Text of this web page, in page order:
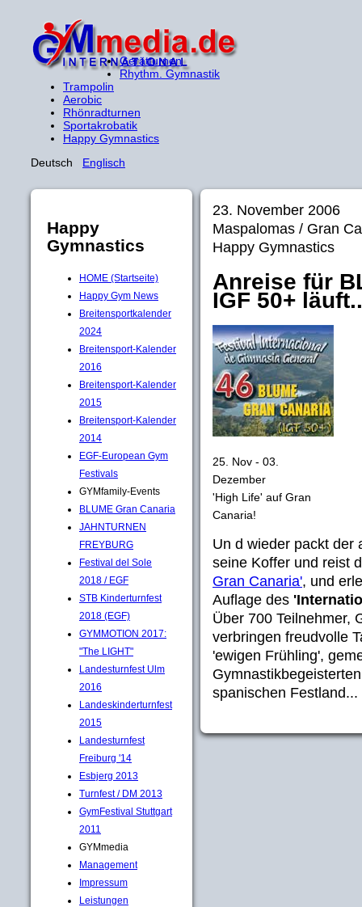
Gerätturnen
Rhythm. Gymnastik
Trampolin
Aerobic
Rhönradturnen
Sportakrobatik
Happy Gymnastics
Deutsch Englisch
Happy
Gymnastics
HOME (Startseite)
Happy Gym News
Breitensportkalender
2024
Breitensport-Kalender
2016
Breitensport-Kalender
2015
Breitensport-Kalender
2014
EGF-European Gym
Festivals
GYMfamily-Events
BLUME Gran Canaria
JAHNTURNEN
FREYBURG
Festival del Sole
2018 / EGF
STB Kinderturnfest
2018 (EGF)
GYMMOTION 2017:
"The LIGHT"
Landesturnfest Ulm
2016
Landeskinderturnfest
2015
Landesturnfest
Freiburg '14
Esbjerg 2013
Turnfest / DM 2013
GymFestival Stuttgart
2011
GYMmedia
Management
Impressum
Leistungen
23. November 2006
Maspalomas / Gran
Happy Gymnastics
Anreise für
IGF 50+
25. Nov - 03.
Dezember
'High Life' auf Gran
Canaria!
Un d wieder packt der
seine Koffer und reist
Gran Canaria', und
Auflage des
Über 700 Teilnehmer,
verbringen freudvolle
'ewigen Frühling',
spanischen